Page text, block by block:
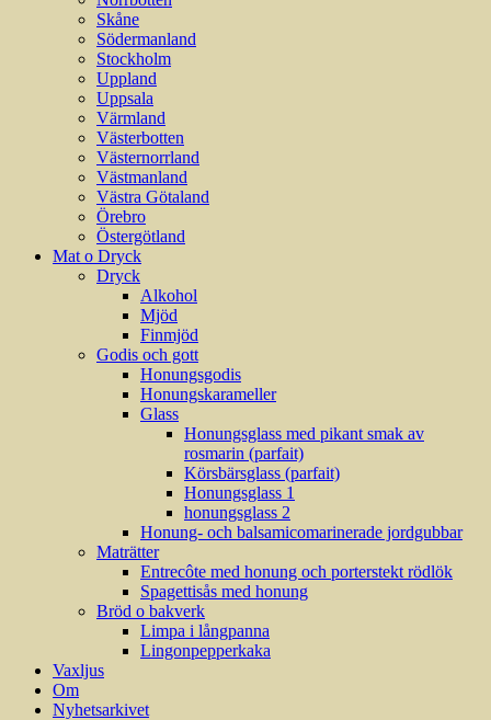
Skåne
Södermanland
Stockholm
Uppland
Uppsala
Värmland
Västerbotten
Västernorrland
Västmanland
Västra Götaland
Örebro
Östergötland
Mat o Dryck
Dryck
Alkohol
Mjöd
Finmjöd
Godis och gott
Honungsgodis
Honungskarameller
Glass
Honungsglass med pikant smak av
rosmarin (parfait)
Körsbärsglass (parfait)
Honungsglass 1
honungsglass 2
Honung- och balsamicomarinerade jordgubbar
Maträtter
Entrecôte med honung och porterstekt rödlök
Spagettisås med honung
Bröd o bakverk
Limpa i långpanna
Lingonpepperkaka
Vaxljus
Om
Nyhetsarkivet